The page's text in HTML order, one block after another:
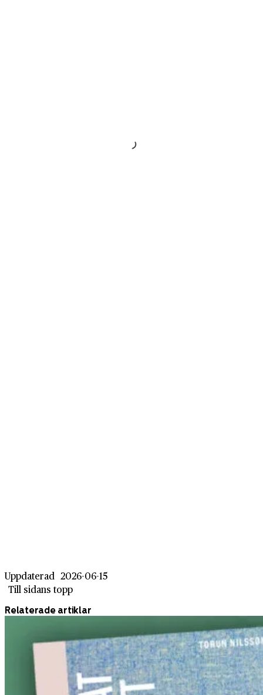
Uppdaterad 2026-06-15
Till sidans topp
Relaterade artiklar